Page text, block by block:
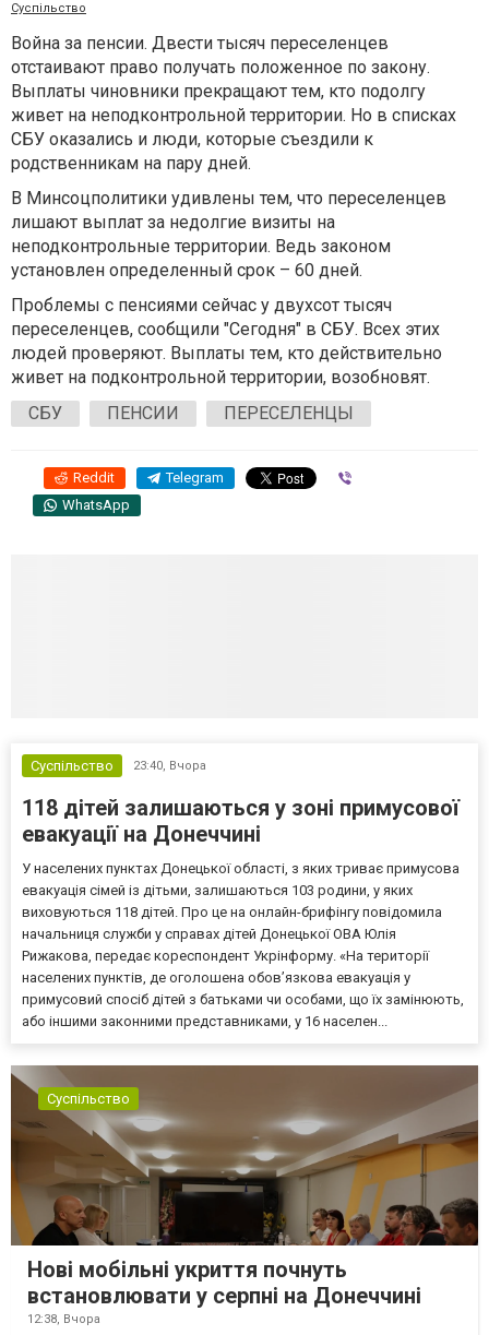
Суспільство
Война за пенсии. Двести тысяч переселенцев
отстаивают право получать положенное по закону.
Выплаты чиновники прекращают тем, кто подолгу
живет на неподконтрольной территории. Но в списках
СБУ оказались и люди, которые съездили к
родственникам на пару дней.
В Минсоцполитики удивлены тем, что переселенцев
лишают выплат за недолгие визиты на
неподконтрольные территории. Ведь законом
установлен определенный срок – 60 дней.
Проблемы с пенсиями сейчас у двухсот тысяч
переселенцев, сообщили "Сегодня" в СБУ. Всех этих
людей проверяют. Выплаты тем, кто действительно
живет на подконтрольной территории, возобновят.
СБУ
ПЕНСИИ ПЕРЕСЕЛЕНЦЫ
Reddit Telegram
WhatsApp
Суспільство 23:40, Вчора
118 дітей залишаються у зоні примусової
евакуації на Донеччині
У населених пунктах Донецької області, з яких триває примусова
евакуація сімей із дітьми, залишаються 103 родини, у яких
виховуються 118 дітей. Про це на онлайн-брифінгу повідомила
начальниця служби у справах дітей Донецької ОВА Юлія
Рижакова, передає кореспондент Укрінформу. «На території
населених пунктів, де оголошена обов’язкова евакуація у
примусовий спосіб дітей з батьками чи особами, що їх замінюють,
або іншими законними представниками, у 16 населен...
Суспільство
Нові мобільні укриття почнуть
встановлювати у серпні на Донеччині
12:38, Вчора